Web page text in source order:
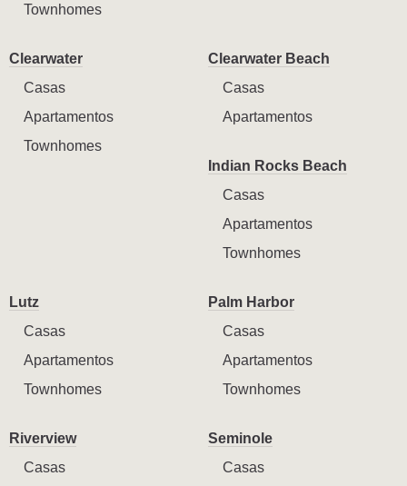
Townhomes
Clearwater
Casas
Apartamentos
Townhomes
Clearwater Beach
Casas
Apartamentos
Indian Rocks Beach
Casas
Apartamentos
Townhomes
Lutz
Casas
Apartamentos
Townhomes
Palm Harbor
Casas
Apartamentos
Townhomes
Riverview
Casas
Seminole
Casas